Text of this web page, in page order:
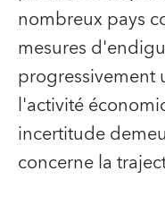
nombreux pays
mesures
progressivement
l'activité
incertitude
concerne la